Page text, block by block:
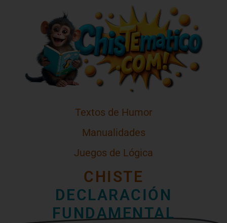
Textos de Humor
Manualidades
Juegos de Lógica
CHISTE
DECLARACIÓN
FUNDAMENTAL